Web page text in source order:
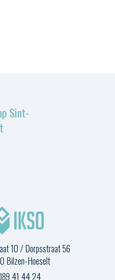
Sint-
10 / Dorpsstraat 56
Bilzen-Hoeselt
41 44 24